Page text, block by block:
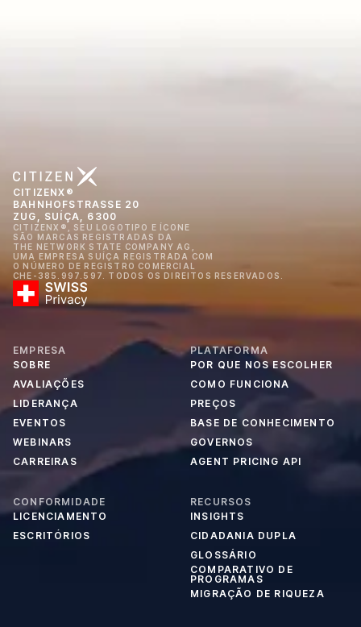
CITIZENX®
BAHNHOFSTRASSE 20
ZUG, SUÍÇA, 6300
CITIZENX®, SEU LOGOTIPO E ÍCONE
SÃO MARCAS REGISTRADAS DA
THE NETWORK STATE COMPANY AG,
UMA EMPRESA SUÍÇA REGISTRADA COM
O NÚMERO DE REGISTRO COMERCIAL
CHE-385.997.597. TODOS OS DIREITOS RESERVADOS.
EMPRESA
SOBRE
AVALIAÇÕES
LIDERANÇA
EVENTOS
WEBINARS
CARREIRAS
PLATAFORMA
POR QUE NOS ESCOLHER
COMO FUNCIONA
PREÇOS
BASE DE CONHECIMENTO
GOVERNOS
AGENT PRICING API
CONFORMIDADE
LICENCIAMENTO
ESCRITÓRIOS
RECURSOS
INSIGHTS
CIDADANIA DUPLA
GLOSSÁRIO
COMPARATIVO DE
PROGRAMAS
MIGRAÇÃO DE RIQUEZA